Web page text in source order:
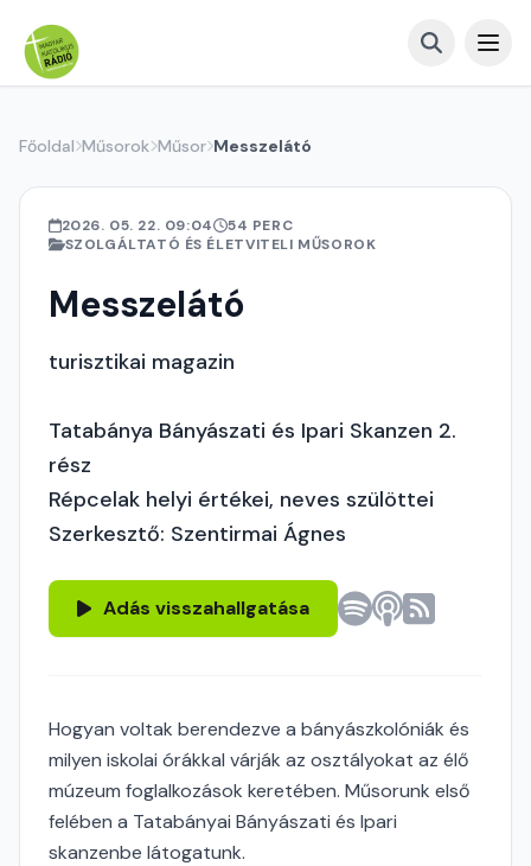
Főoldal Műsorok Műsor Messzelátó
2026. 05. 22. 09:04
54 PERC
SZOLGÁLTATÓ ÉS ÉLETVITELI MŰSOROK
Messzelátó
turisztikai magazin
Tatabánya Bányászati és Ipari Skanzen 2.
rész
Répcelak helyi értékei, neves szülöttei
Szerkesztő: Szentirmai Ágnes
Adás visszahallgatása
Hogyan voltak berendezve a bányászkolóniák és
milyen iskolai órákkal várják az osztályokat az élő
múzeum foglalkozások keretében. Műsorunk első
felében a Tatabányai Bányászati és Ipari
skanzenbe látogatunk.